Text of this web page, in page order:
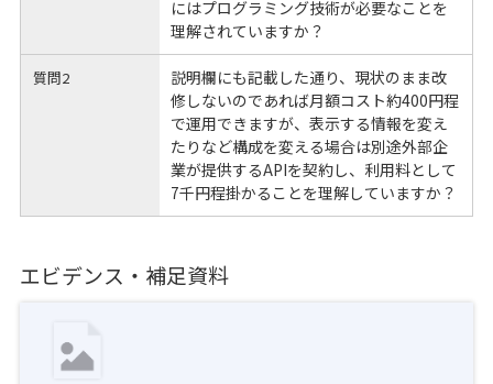
にはプログラミング技術が必要なことを
理解されていますか？
質問2
説明欄にも記載した通り、現状のまま改
修しないのであれば月額コスト約400円程
で運用できますが、表示する情報を変え
たりなど構成を変える場合は別途外部企
業が提供するAPIを契約し、利用料として
7千円程掛かることを理解していますか？
エビデンス・補足資料